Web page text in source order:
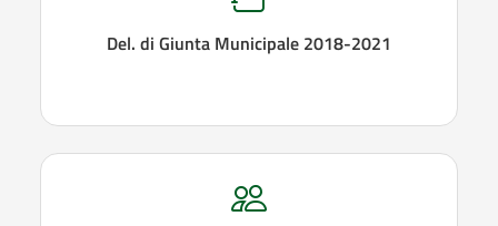
Del. di Giunta Municipale 2018-2021